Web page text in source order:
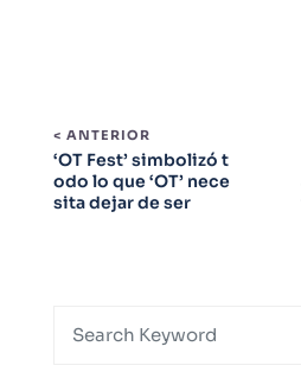
< ANTERIOR
‘OT Fest’ simbolizó t
odo lo que ‘OT’ nece
sita dejar de ser